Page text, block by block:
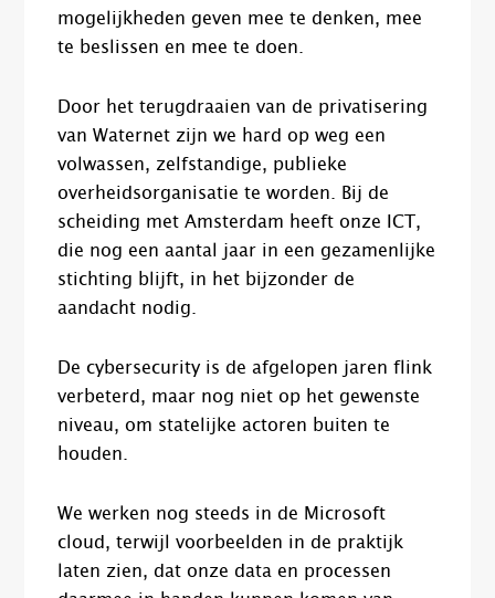
mogelijkheden geven mee te denken, mee
te beslissen en mee te doen.
Door het terugdraaien van de privatisering
van Waternet zijn we hard op weg een
volwassen, zelfstandige, publieke
overheidsorganisatie te worden. Bij de
scheiding met Amsterdam heeft onze ICT,
die nog een aantal jaar in een gezamenlijke
stichting blijft, in het bijzonder de
aandacht nodig.
De cybersecurity is de afgelopen jaren flink
verbeterd, maar nog niet op het gewenste
niveau, om statelijke actoren buiten te
houden.
We werken nog steeds in de Microsoft
cloud, terwijl voorbeelden in de praktijk
laten zien, dat onze data en processen